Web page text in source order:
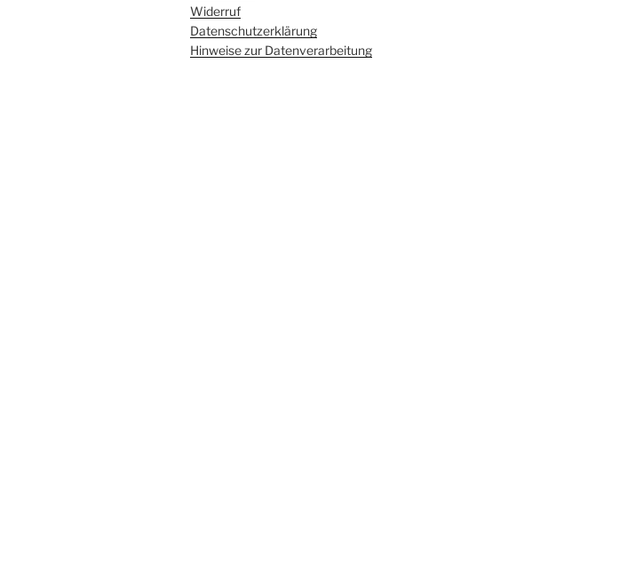
Widerruf
Datenschutzerklärung
Hinweise zur Datenverarbeitung